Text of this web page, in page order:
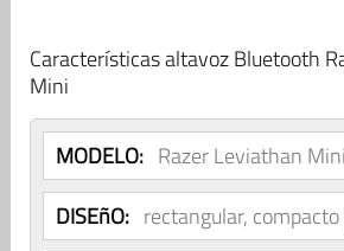
Características altavoz Bluetooth
Mini
MODELO: Razer Leviathan Mini
DISEñO: rectangular,